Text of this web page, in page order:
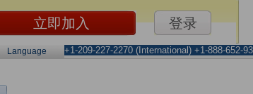
+1-209-227-2270 (International) +1-888-652-
Language